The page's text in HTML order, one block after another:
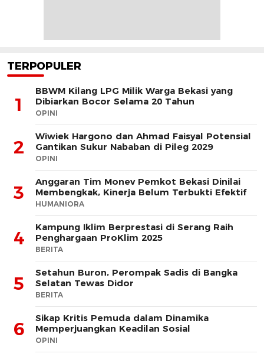
TERPOPULER
1
BBWM Kilang LPG Milik Warga Bekasi yang
Dibiarkan Bocor Selama 20 Tahun
OPINI
2
Wiwiek Hargono dan Ahmad Faisyal Potensial
Gantikan Sukur Nababan di Pileg 2029
OPINI
3
Anggaran Tim Monev Pemkot Bekasi Dinilai
Membengkak, Kinerja Belum Terbukti Efektif
HUMANIORA
4
Kampung Iklim Berprestasi di Serang Raih
Penghargaan ProKlim 2025
BERITA
5
Setahun Buron, Perompak Sadis di Bangka
Selatan Tewas Didor
BERITA
6
Sikap Kritis Pemuda dalam Dinamika
Memperjuangkan Keadilan Sosial
OPINI